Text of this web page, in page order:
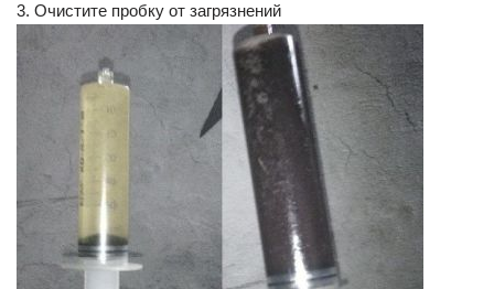
3. Очистите пробку от загрязнений